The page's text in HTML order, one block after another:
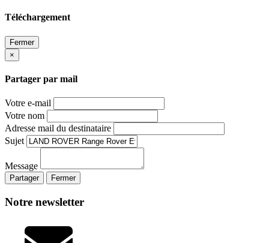
Téléchargement
Fermer
×
Partager par mail
Votre e-mail
Votre nom
Adresse mail du destinataire
Sujet
Message
Partager Fermer
Notre newsletter